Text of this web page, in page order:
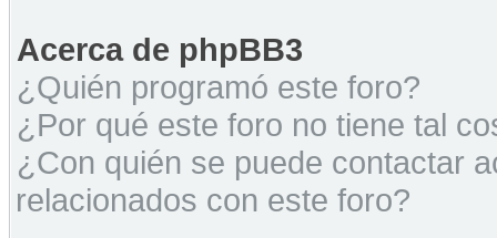
Acerca de phpBB3
¿Quién programó este foro?
¿Por qué este foro no tiene tal
¿Con quién se puede contactar
relacionados con este foro?